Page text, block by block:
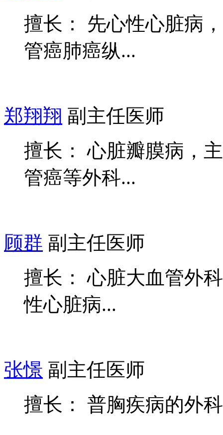
擅长： 先心性心脏病
管癌肺癌纵...
郑翔翔 副主任医师
擅长： 心脏瓣膜病，
管癌等外科...
顾群 副主任医师
擅长： 心脏大血管外
性心脏病...
张憬 副主任医师
擅长： 普胸疾病的外